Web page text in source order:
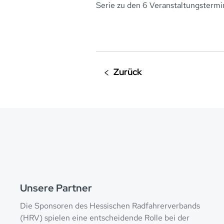
Serie zu den 6
Unsere Partner
Die Sponsoren des Hessischen Radfahrerverbands
(HRV) spielen eine entscheidende Rolle bei der